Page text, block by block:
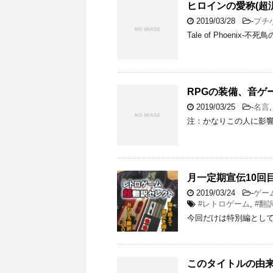
ヒロインの愛称(超
2019/03/28 -プチ
Tale of Phoenix-不死鳥
RPGの装備、音ゲ
2019/03/25 -名言
注：かなりこの人に影
月一定期宣伝10回
2019/03/24 -ゲー
#レトロゲーム, #翻
今回だけは特別編とし
このタイトルの由